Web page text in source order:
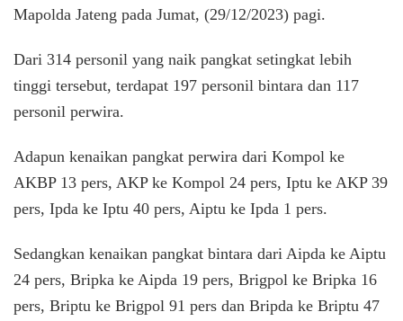
Mapolda Jateng pada Jumat, (29/12/2023) pagi.
Dari 314 personil yang naik pangkat setingkat lebih
tinggi tersebut, terdapat 197 personil bintara dan 117
personil perwira.
Adapun kenaikan pangkat perwira dari Kompol ke
AKBP 13 pers, AKP ke Kompol 24 pers, Iptu ke AKP 39
pers, Ipda ke Iptu 40 pers, Aiptu ke Ipda 1 pers.
Sedangkan kenaikan pangkat bintara dari Aipda ke Aiptu
24 pers, Bripka ke Aipda 19 pers, Brigpol ke Bripka 16
pers, Briptu ke Brigpol 91 pers dan Bripda ke Briptu 47